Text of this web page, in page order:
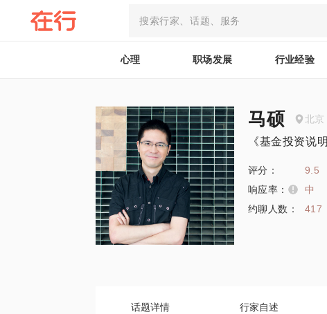
心理 职场发展 行业经验
马硕 北京
《基金投资说
评分：
9.5
响应率：
中
约聊人数：
417
话题详情 行家自述